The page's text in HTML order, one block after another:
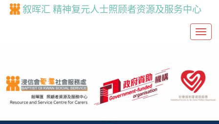
叙晖汇 精神复元人士照顾者资源及服务中心
T
e
n
v